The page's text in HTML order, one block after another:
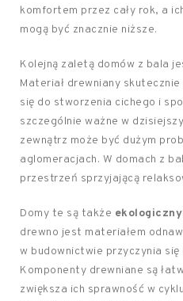
komfortem przez cały rok, a
mogą być znacznie niższe.
Kolejną zaletą domów z bala
Materiał drewniany
się do stworzenia cichego i
szczególnie ważne w
zewnątrz może być dużym
aglomeracjach. W domach z
przestrzeń sprzyjającą
Domy te są także
drewno jest materiałem
w budownictwie przyczynia
Komponenty drewniane są
zwiększa ich sprawność w